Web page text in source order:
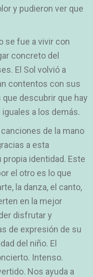
y pudieron ver que
se fue a vivir con
concreto del
El Sol volvió a
contentos con sus
descubrir que hay
a los demás.
de la mano
a esta
identidad. Este
el otro es lo que
la danza, el canto,
en la mejor
disfrutar y
de expresión de su
del niño. El
Intenso.
Nos ayuda a